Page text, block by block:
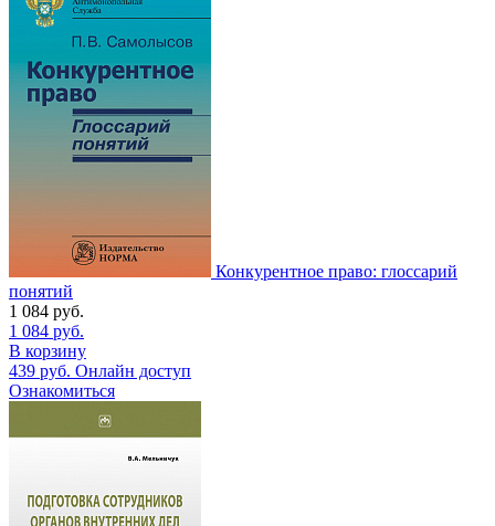
Конкурентное право: глоссарий
понятий
1 084 руб.
1 084 руб.
В корзину
439 руб. Онлайн доступ
Ознакомиться